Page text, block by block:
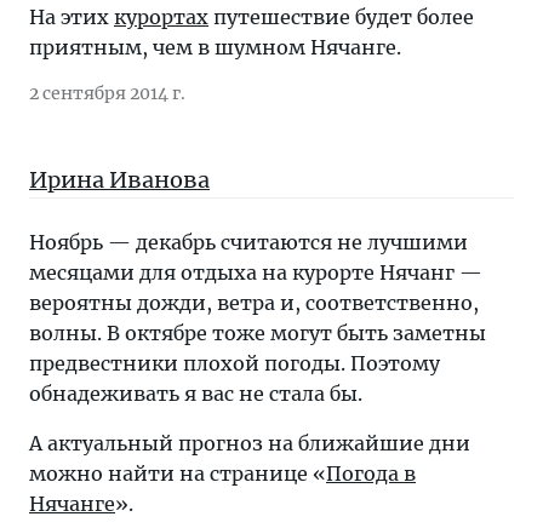
На этих курортах путешествие будет более
приятным, чем в шумном Нячанге.
2 сентября 2014 г.
Ирина Иванова
Ноябрь — декабрь считаются не лучшими
месяцами для отдыха на курорте Нячанг —
вероятны дожди, ветра и, соответственно,
волны. В октябре тоже могут быть заметны
предвестники плохой погоды. Поэтому
обнадеживать я вас не стала бы.
А актуальный прогноз на ближайшие дни
можно найти на странице «Погода в
Нячанге».